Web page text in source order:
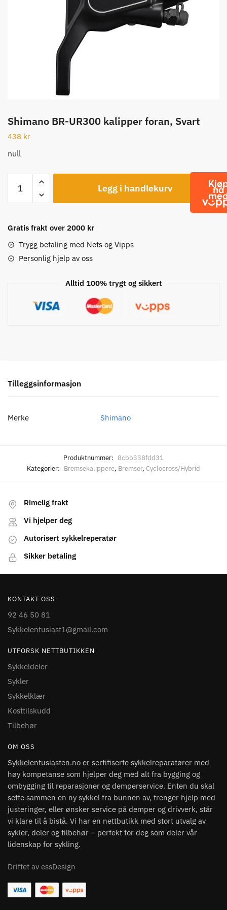
Shimano BR-UR300 kalipper foran, Svart
438 kr
null
BR-
UR300
foran,
Svart
Legg i handlekurv
Gratis frakt over 2000 kr
Trygg betaling med Nets og Vipps
Personlig hjelp av oss
Alltid 100% trygt og sikkert
Tilleggsinformasjon
Merke Shimano
Produktnummer: 8cbb338fdd31
Kategorier: Bremsekalippere, Bremser, Cyclocross/Hybrid
Rimelig frakt
Vi hjelper deg
Autorisert sykkelreperatør
Sikker betaling
KONTAKT OSS
92 46 50 81
Sykkelentusiast1@gmail.com
UTFORSK NETTBUTIKKEN
Sykkeldeler
Sykler
Sykkelklær
Kosttilskudd
Tilbehør
OM OSS
Sykkelentusiasten.no er sertifiserte sykkelreparatører med
høy kompetanse som hjelper deg med alt fra bygging og
ombygging til reparasjoner og demperservice. Enten du skal
sette sammen en ny sykkel fra bunnen av, trenger hjelp med
justeringer, eller ønsker service på demper og drivverk, står
vi klare til å bistå. Vi har en nettbutikk med stort utvalg av
sykler, deler og tilbehør – perfekt for deg som deler vår
lidenskap for sykling.
Driftet av essDesign